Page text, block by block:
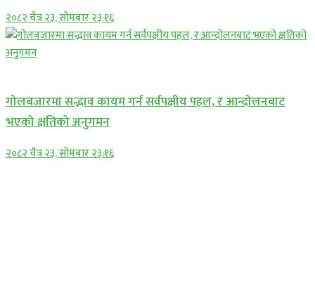
२०८२ चैत्र २३, सोमबार २३:१६
गोलबजारमा सद्भाव कायम गर्न सर्वपक्षीय पहल, र आन्दोलनबाट
भएको क्षतिको अनुगमन
२०८२ चैत्र २३, सोमबार २३:१६